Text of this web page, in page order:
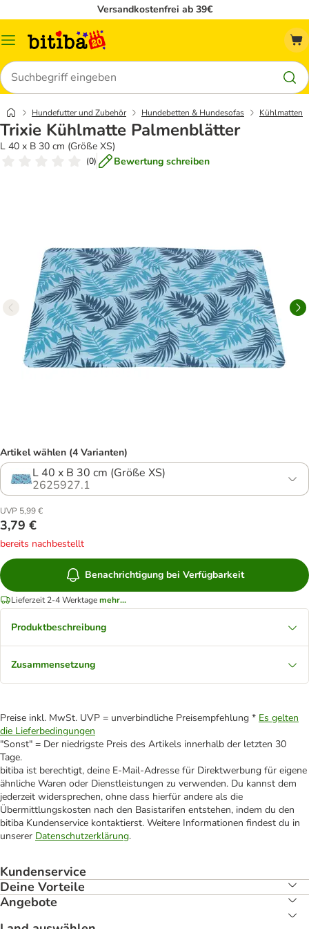
Versandkostenfrei ab 39€
Menü
Suchen
Hundefutter und Zubehör Hundebetten & Hundesofas Kühlmatten
Trixie Kühlmatte Palmenblätter
L 40 x B 30 cm (Größe XS)
(0) Bewertung schreiben
Artikel wählen (4 Varianten)
L 40 x B 30 cm (Größe XS)
2625927.1
UVP 5,99 €
3,79 €
bereits nachbestellt
Benachrichtigung bei Verfügbarkeit
Lieferzeit 2-4 Werktagemehr...
Produktbeschreibung
Zusammensetzung
Preise inkl. MwSt. UVP = unverbindliche Preisempfehlung * Es gelten
die Lieferbedingungen
"Sonst" = Der niedrigste Preis des Artikels innerhalb der letzten 30
Tage.
bitiba ist berechtigt, deine E-Mail-Adresse für Direktwerbung für eigene
ähnliche Waren oder Dienstleistungen zu verwenden. Du kannst dem
jederzeit widersprechen, ohne dass hierfür andere als die
Übermittlungskosten nach den Basistarifen entstehen, indem du den
bitiba Kundenservice kontaktierst. Weitere Informationen findest du in
unserer Datenschutzerklärung.
Kundenservice
Deine Vorteile
Angebote